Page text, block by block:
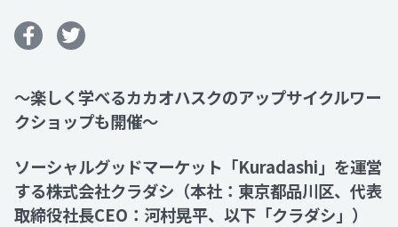
IR
News
Recruit
Contact
〜楽しく学べるカカオハスクのアップサイクルワー
クショップも開催～
ソーシャルグッドマーケット「Kuradashi」を運営
する株式会社クラダシ（本社：東京都品川区、代表
取締役社長CEO：河村晃平、以下「クラダシ」）